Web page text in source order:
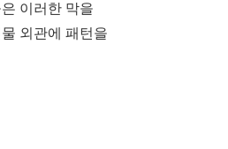
이러한 막을
외관에 패턴을